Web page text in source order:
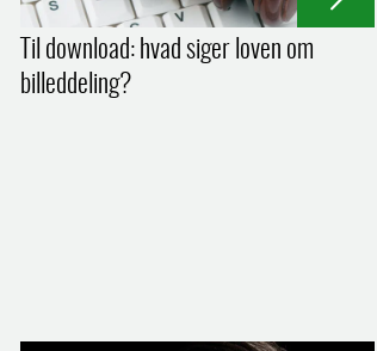
Til download: hvad siger loven om
billeddeling?